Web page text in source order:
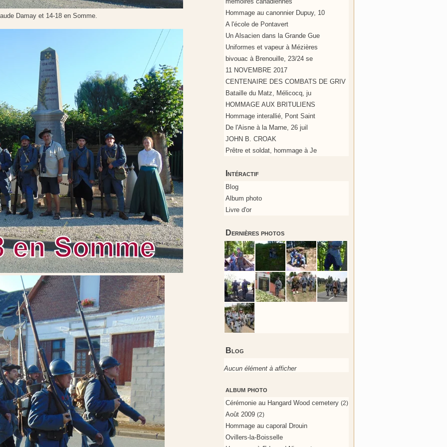
Hommage au canonnier Dupuy, 10
A l'école de Pontavert
Un Alsacien dans la Grande Gue
Uniformes et vapeur à Mézières
bivouac à Brenouille, 23/24 se
11 NOVEMBRE 2017
CENTENAIRE DES COMBATS DE GRIV
Bataille du Matz, Mélicocq, ju
HOMMAGE AUX BRITULIENS
Hommage interallié, Pont Saint
De l'Aisne à la Marne, 26 juil
JOHN B. CROAK
Prêtre et soldat, hommage à Je
Intéractif
Blog
Album photo
Livre d'or
Dernières photos
Blog
Aucun élément à afficher
album photo
Cérémonie au Hangard Wood cemetery (2)
Août 2009 (2)
Hommage au caporal Drouin
Ovillers-la-Boisselle
Damay et 14-18 en Somme.